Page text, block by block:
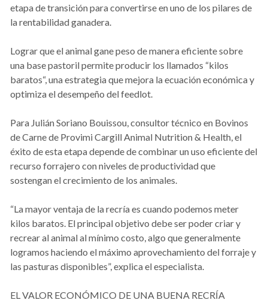
etapa de transición para convertirse en uno de los pilares de
la rentabilidad ganadera.
Lograr que el animal gane peso de manera eficiente sobre
una base pastoril permite producir los llamados “kilos
baratos“, una estrategia que mejora la ecuación económica y
optimiza el desempeño del feedlot.
Para Julián Soriano Bouissou, consultor técnico en Bovinos
de Carne de Provimi Cargill Animal Nutrition & Health, el
éxito de esta etapa depende de combinar un uso eficiente del
recurso forrajero con niveles de productividad que
sostengan el crecimiento de los animales.
“La mayor ventaja de la recría es cuando podemos meter
kilos baratos. El principal objetivo debe ser poder criar y
recrear al animal al mínimo costo, algo que generalmente
logramos haciendo el máximo aprovechamiento del forraje y
las pasturas disponibles”, explica el especialista.
EL VALOR ECONÓMICO DE UNA BUENA RECRÍA